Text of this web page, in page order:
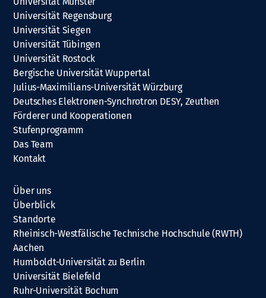
Universität Regensburg
Universität Siegen
Universität Tübingen
Universität Rostock
Bergische Universität Wuppertal
Julius-Maximilians-Universität Würzburg
Deutsches Elektronen-Synchrotron DESY, Zeuthen
Förderer und Kooperationen
Stufenprogramm
Das Team
Kontakt
Über uns
Überblick
Standorte
Rheinisch-Westfälische Technische Hochschule (RWTH)
Aachen
Humboldt-Universität zu Berlin
Universität Bielefeld
Ruhr-Universität Bochum